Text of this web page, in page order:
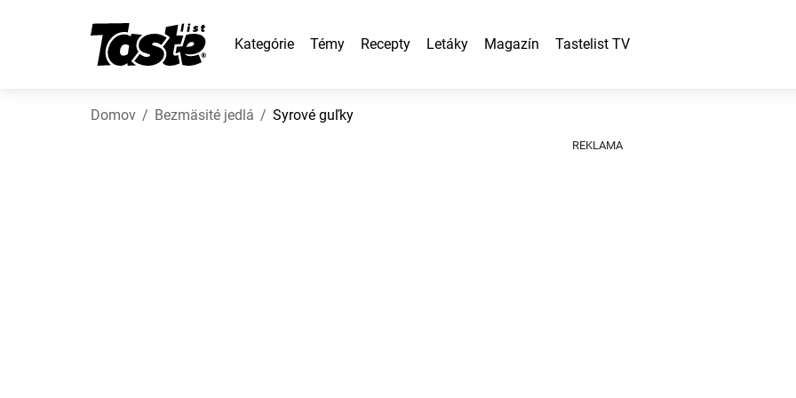
Kategórie Témy Recepty Letáky Magazín Tastelist TV
Domov Bezmäsité jedlá Syrové guľky
REKLAMA